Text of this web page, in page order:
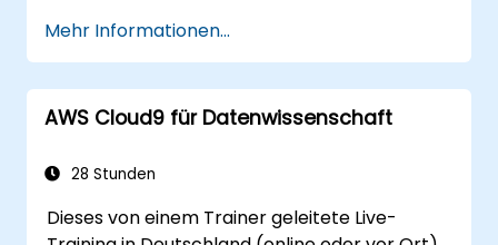
einzurichten.
Microservices mithilfe von Docker und
AWS-Diensten zu erstellen, zu testen und
bereitzustellen.
die Microservices-Architektur zu
DevOps-Methoden zur Verwaltung der
Mehr Informationen...
AWS Cloud9 für Datenwissenschaft
28 Stunden
Dieses von einem Trainer geleitete Live-